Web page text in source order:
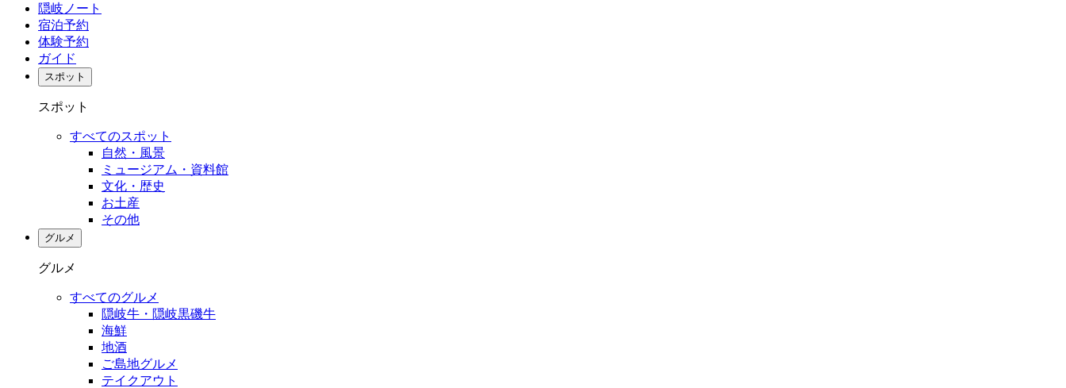
隠岐ノート
宿泊予約
体験予約
ガイド
スポット
スポット
すべてのスポット
自然・風景
ミュージアム・資料館
文化・歴史
お土産
その他
グルメ
グルメ
すべてのグルメ
隠岐牛・隠岐黒磯牛
海鮮
地酒
ご島地グルメ
テイクアウト